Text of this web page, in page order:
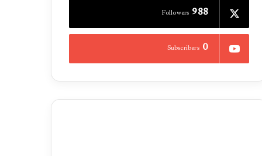
988
Followers
0
Subscribers